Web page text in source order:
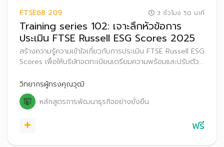
FTSE68 209 3 ชั่วโมง 50 นาที
Training series 102: เจาะลึกหัวข้อการ
ประเมิน FTSE Russell ESG Scores 2025
สร้างความรู้ความเข้าใจเกี่ยวกับการประเมิน FTSE Russell ESG
Scores เพื่อให้บริษัทจดทะเบียนเตรียมความพร้อมและปรับตัว
Scores สู่สาธารณะ ตั้งแต่ปี 2569 เป็นต้นไป
วิทยากรผู้ทรงคุณวุฒิ
หลักสูตรการพัฒนาธุรกิจอย่างยั่งยืน
ฟรี